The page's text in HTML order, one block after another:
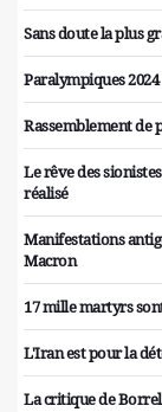
Sans doute la plus
Paralympiques
Rassemblement de
Le rêve des
réalisé
Manifestations
Macron
17 mille martyrs
L'Iran est pour la
La critique de